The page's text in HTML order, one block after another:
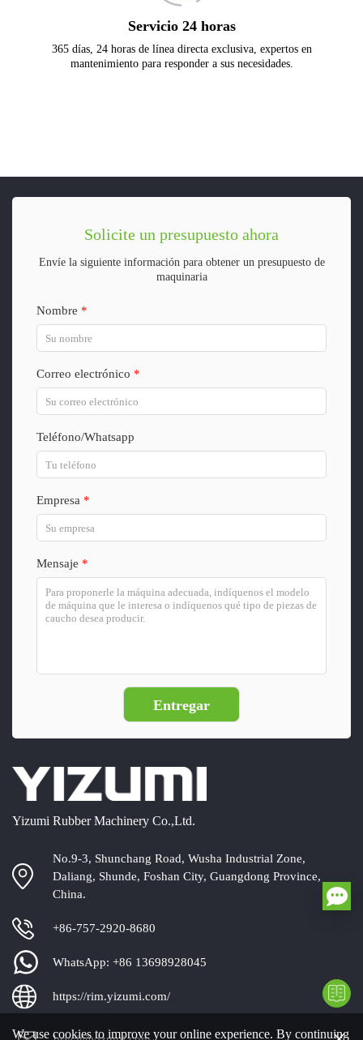
Servicio 24 horas
365 días, 24 horas de línea directa exclusiva, expertos en
mantenimiento para responder a sus necesidades.
Solicite un presupuesto ahora
Envíe la siguiente información para obtener un presupuesto de
maquinaria
Nombre *
Correo electrónico *
Teléfono/Whatsapp
Empresa *
Mensaje *
Yizumi Rubber Machinery Co.,Ltd.
No.9-3, Shunchang Road, Wusha Industrial Zone,
Daliang, Shunde, Foshan City, Guangdong Province,
China.
+86-757-2920-8680
WhatsApp: +86 13698928045
https://rim.yizumi.com/
We use cookies to improve your online experience. By continuing